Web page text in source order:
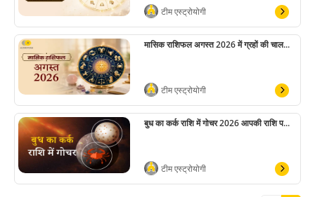
टीम एस्ट्रोयोगी
मासिक राशिफल अगस्त 2026 में ग्रहों की चाल...
टीम एस्ट्रोयोगी
बुध का कर्क राशि में गोचर 2026 आपकी राशि प...
टीम एस्ट्रोयोगी